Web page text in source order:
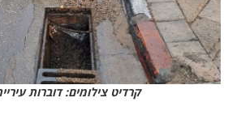
קרדיט צילומים: דוברות